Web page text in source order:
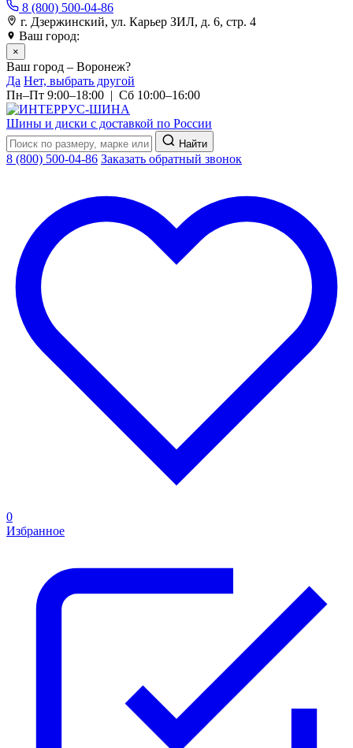
8 (800) 500-04-86
г. Дзержинский, ул. Карьер ЗИЛ, д. 6, стр. 4
Ваш город:
×
Ваш город – Воронеж?
Да Нет, выбрать другой
Пн–Пт 9:00–18:00 | Сб 10:00–16:00
Шины и диски с доставкой по России
Найти
8 (800) 500-04-86 Заказать обратный звонок
0
Избранное